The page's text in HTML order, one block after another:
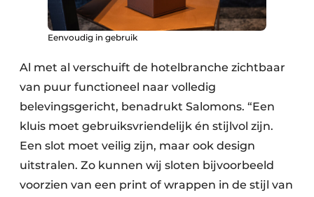
Eenvoudig in gebruik
Al met al verschuift de hotelbranche zichtbaar
van puur functioneel naar volledig
belevingsgericht, benadrukt Salomons. “Een
kluis moet gebruiksvriendelijk én stijlvol zijn.
Een slot moet veilig zijn, maar ook design
uitstralen. Zo kunnen wij sloten bijvoorbeeld
voorzien van een print of wrappen in de stijl van